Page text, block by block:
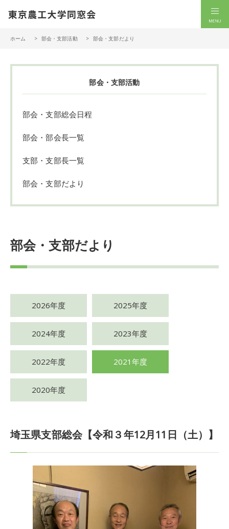
ホーム 部会・支部活動 部会・支部だより
部会・支部活動
部会・支部総会日程
部会・部会長一覧
支部・支部長一覧
部会・支部だより
部会・支部だより
2026年度 2025年度
2024年度 2023年度
2022年度 2021年度
2020年度
埼玉県支部総会【令和３年12月11日（土）】